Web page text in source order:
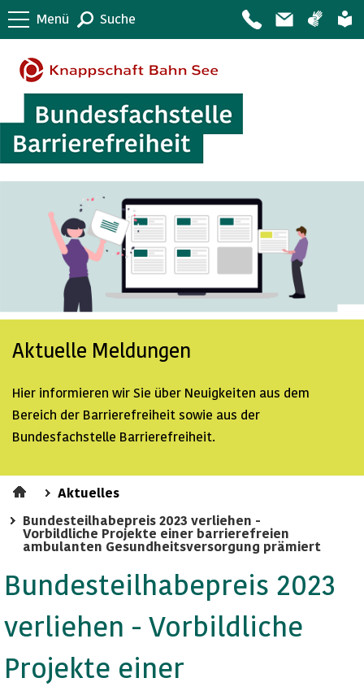
Menü Suche
Aktuelle Meldungen
Hier informieren wir Sie über Neuigkeiten aus dem
Bereich der Barrierefreiheit sowie aus der
Bundesfachstelle Barrierefreiheit.
Aktuelles
Bundesteilhabepreis 2023 verliehen -
Vorbildliche Projekte einer barrierefreien
ambulanten Gesundheitsversorgung prämiert
Bundesteilhabepreis 2023
verliehen - Vorbildliche
Projekte einer